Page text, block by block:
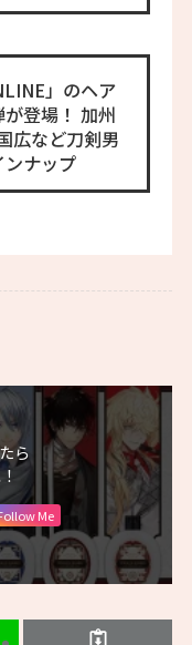
」のヘア
登場！ 加州
広など刀剣男
ナップ
ら
Me